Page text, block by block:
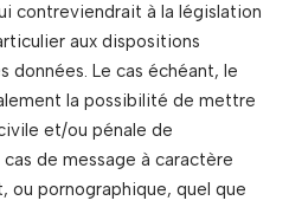
contreviendrait à la législation
aux dispositions
données. Le cas échéant, le
la possibilité de mettre
et/ou pénale de
de message à caractère
ou pornographique, quel que